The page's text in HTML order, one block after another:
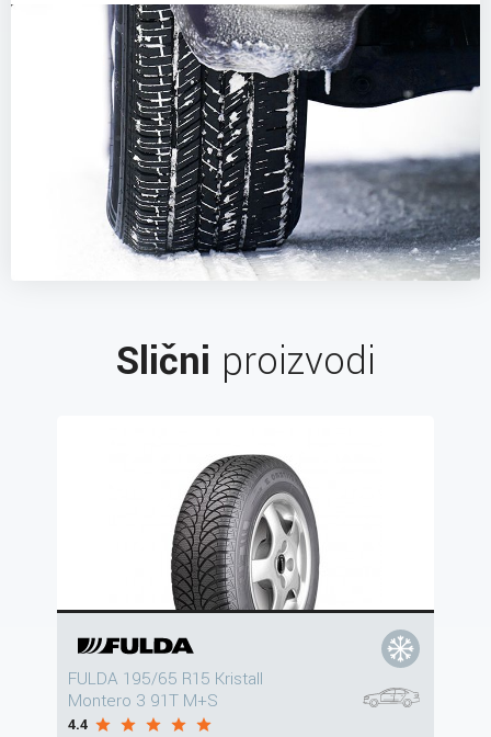
Slični proizvodi
FULDA 195/65 R15 Kristall
Montero 3 91T M+S
4.4